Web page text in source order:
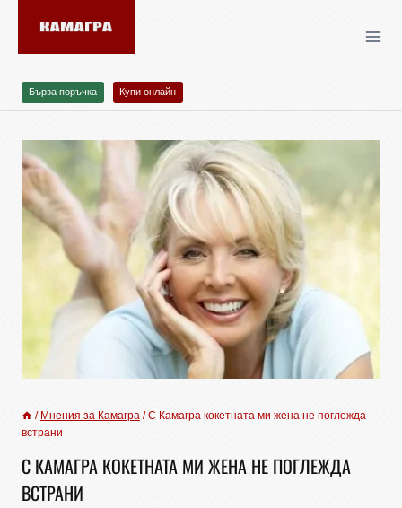
Бърза поръчка Купи онлайн
/ Мнения за Камагра / С Камагра кокетната ми жена не поглежда
встрани
С КАМАГРА КОКЕТНАТА МИ ЖЕНА НЕ ПОГЛЕЖДА
ВСТРАНИ